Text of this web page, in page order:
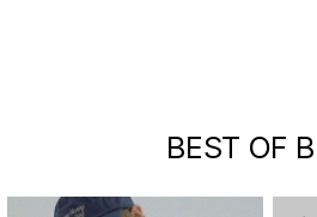
BEST OF